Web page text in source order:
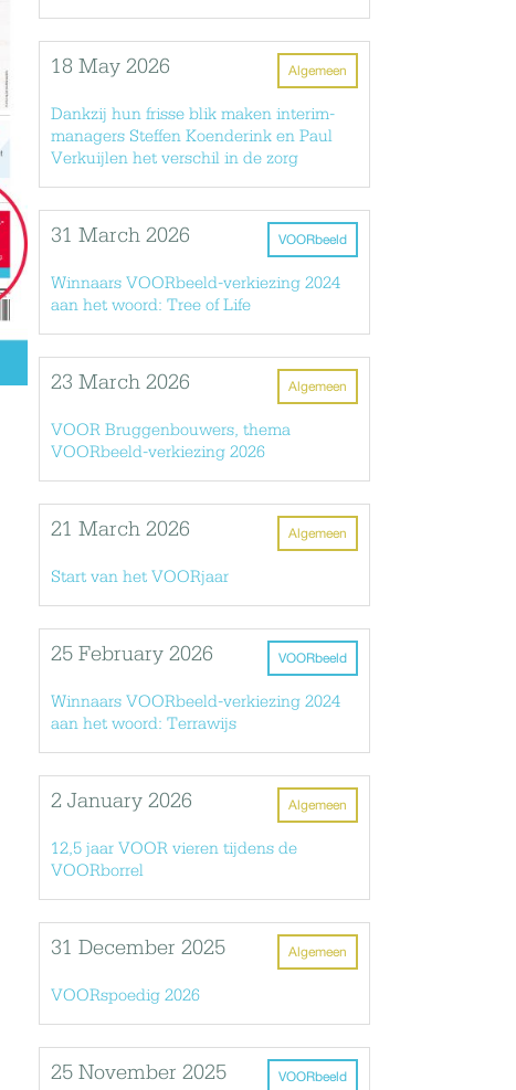
Algemeen
18 May 2026
Dankzij hun frisse blik maken interim-
managers Steffen Koenderink en Paul
Verkuijlen het verschil in de zorg
VOORbeeld
31 March 2026
Winnaars VOORbeeld-verkiezing 2024
aan het woord: Tree of Life
Algemeen
23 March 2026
VOOR Bruggenbouwers, thema
VOORbeeld-verkiezing 2026
Algemeen
21 March 2026
Start van het VOORjaar
VOORbeeld
25 February 2026
Winnaars VOORbeeld-verkiezing 2024
aan het woord: Terrawijs
Algemeen
2 January 2026
12,5 jaar VOOR vieren tijdens de
VOORborrel
Algemeen
31 December 2025
VOORspoedig 2026
VOORbeeld
25 November 2025